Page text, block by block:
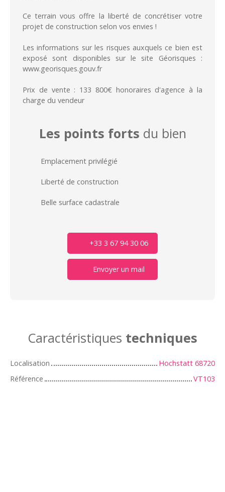
Ce terrain vous offre la liberté de concrétiser votre
projet de construction selon vos envies !
Les informations sur les risques auxquels ce bien est
exposé sont disponibles sur le site Géorisques :
www.georisques.gouv.fr
Prix de vente : 133 800€ honoraires d'agence à la
charge du vendeur
Les points forts du bien
Emplacement privilégié
Liberté de construction
Belle surface cadastrale
+33 3 67 94 30 06
Envoyer un mail
Caractéristiques techniques
Localisation
Hochstatt 68720
Référence
VT103